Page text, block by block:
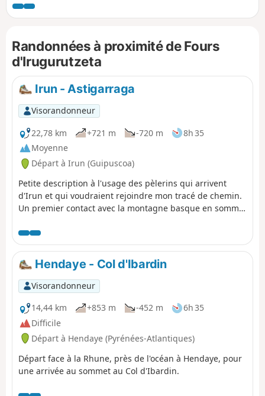
reste de la randonnée est une agréable
balade ombragée en grande partie et sans
cascade est magnifique pour ceux qui
arriveront à s'approcher.
Randonnées à proximité de Fours
d'Irugurutzeta
Irun - Astigarraga
Visorandonneur
22,78 km
+721 m -720 m
8h 35
Moyenne
Départ à Irun (Guipuscoa)
Petite description à l'usage des pèlerins qui arrivent
d'Irun et qui voudraient rejoindre mon tracé de chemin.
Un premier contact avec la montagne basque en somme.
restaurants typiques où on y boit à volonté (voir à satiété
!) le cidre basque. Première étape du Camino Vasco del
Interior.Hendaye - Col d'Ibardin
Visorandonneur
14,44 km
+853 m -452 m
6h 35
Difficile
Départ à Hendaye (Pyrénées-Atlantiques)
Départ face à la Rhune, près de l'océan à Hendaye, pour
une arrivée au sommet au Col d'Ibardin.